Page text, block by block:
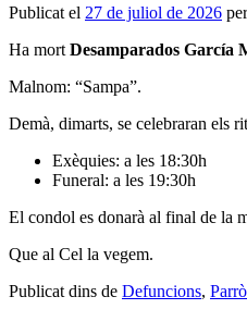
Publicat el 27 de juliol de 2026
Ha mort Desamparados García
Malnom: “Sampa”.
Demà, dimarts, se celebraran els
Exèquies: a les 18:30h
Funeral: a les 19:30h
El condol es donarà al final de la
Que al Cel la vegem.
Publicat dins de Defuncions,